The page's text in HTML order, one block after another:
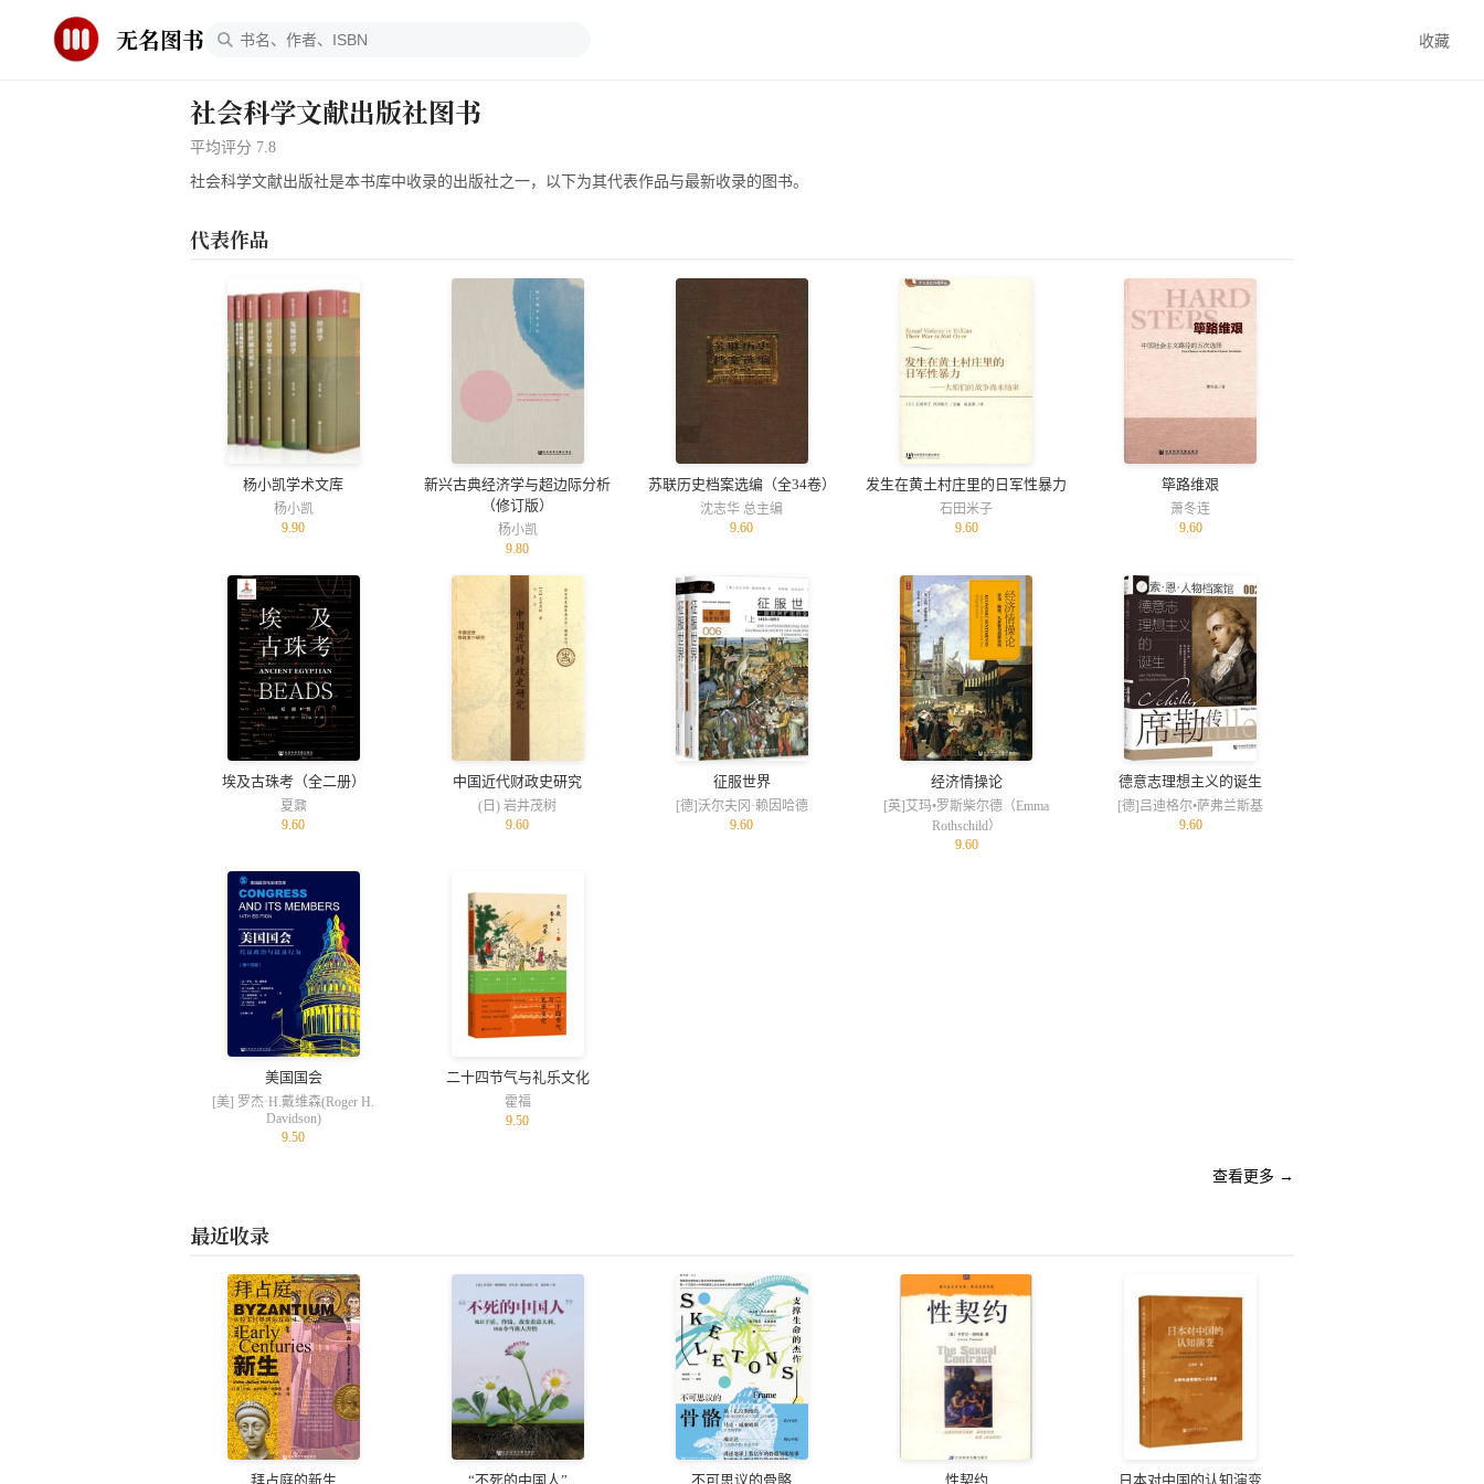
无名图书 收藏
社会科学文献出版社 图书
平均评分 7.8
社会科学文献出版社是本书库中收录的出版社之一，以下为其代表作品与最新收录的图书。
代表作品
杨小凯学术文库
杨小凯
9.90
新兴古典经济学与超边际分析
（修订版）
杨小凯
9.80
苏联历史档案选编（全34卷）
沈志华 总主编
9.60
发生在黄土村庄里的日军性暴力
石田米子
9.60
筚路维艰
萧冬连
9.60
埃及古珠考（全二册）
夏鼐
9.60
中国近代财政史研究
(日) 岩井茂树
9.60
征服世界
[德]沃尔夫冈·赖因哈德
9.60
经济情操论
[英]艾玛•罗斯柴尔德（Emma
Rothschild）
9.60
德意志理想主义的诞生
[德]吕迪格尔•萨弗兰斯基
9.60
美国国会
[美] 罗杰·H.戴维森(Roger H.
Davidson)
9.50
二十四节气与礼乐文化
霍福
9.50
查看更多 →
最近收录
拜占庭的新生 “不死的中国人” 不可思议的骨骼 性契约 日本对中国的认知演变